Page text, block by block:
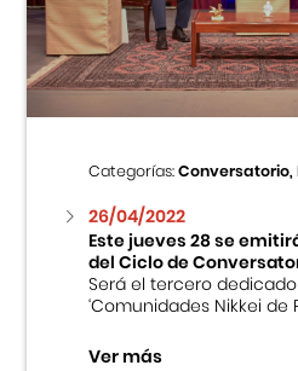
Centro Cultural
Museo de la
Fondo Editorial
Teatro Peruano
Categorías:Conversatorio,
26/04/2022
Este jueves 28 se
del Ciclo de
Será el tercero
‘Comunidades Nikkei de
Ver más